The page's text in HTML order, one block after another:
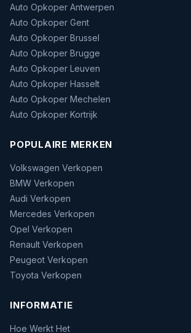
Auto Opkoper Antwerpen
Auto Opkoper Gent
Auto Opkoper Brussel
Auto Opkoper Brugge
Auto Opkoper Leuven
Auto Opkoper Hasselt
Auto Opkoper Mechelen
Auto Opkoper Kortrijk
POPULAIRE MERKEN
Volkswagen Verkopen
BMW Verkopen
Audi Verkopen
Mercedes Verkopen
Opel Verkopen
Renault Verkopen
Peugeot Verkopen
Toyota Verkopen
INFORMATIE
Hoe Werkt Het